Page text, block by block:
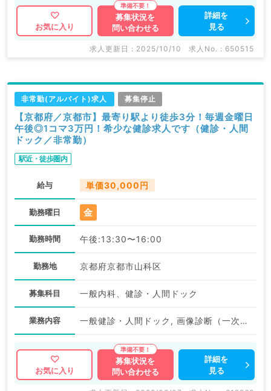
お気に入り
募集状況を
問い合わせる
詳細を
見る
求人更新日 : 2025/10/10 求人No. : 650515
非常勤(アルバイト)求人 募集停止
【京都府／京都市】最寄り駅より徒歩3分！毎週金曜日
午後◎1コマ3万円！希少な健診求人です（健診・人間
ドック／非常勤）
駅近・徒歩圏内
給与 単価30,000円
勤務曜日 金
勤務時間 午後:13:30〜16:00
勤務地 京都府京都市山科区
募集科目 一般内科、健診・人間ドック
業務内容 一般健診・人間ドック, 画像診断（一次読影）, 画像診断（二次読影）
お気に入り
募集状況を
問い合わせる
詳細を
見る